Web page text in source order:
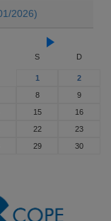
2026)
S D
1
2
8
9
15
16
22
23
29
30